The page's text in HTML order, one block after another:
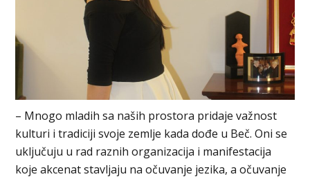
– Mnogo mladih sa naših prostora pridaje važnost
kulturi i tradiciji svoje zemlje kada dođe u Beč. Oni se
uključuju u rad raznih organizacija i manifestacija
koje akcenat stavljaju na očuvanje jezika, a očuvanje